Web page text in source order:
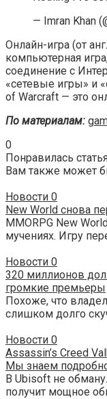
— Imran Khan
Онлайн-игра (от
компьютерная
соединение с
«сетевые игры» и
of Warcraft — это
По материалам:
0
Понравилась
Вам также может
Новости 0
New World снова
MMORPG New
мучениях. Игру
Новости 0
320 миллионов
громкие премьеры
Похоже, что
слишком долго
Новости 0
Assassin’s Creed
Мы знаем
В Ubisoft не
получит мощное